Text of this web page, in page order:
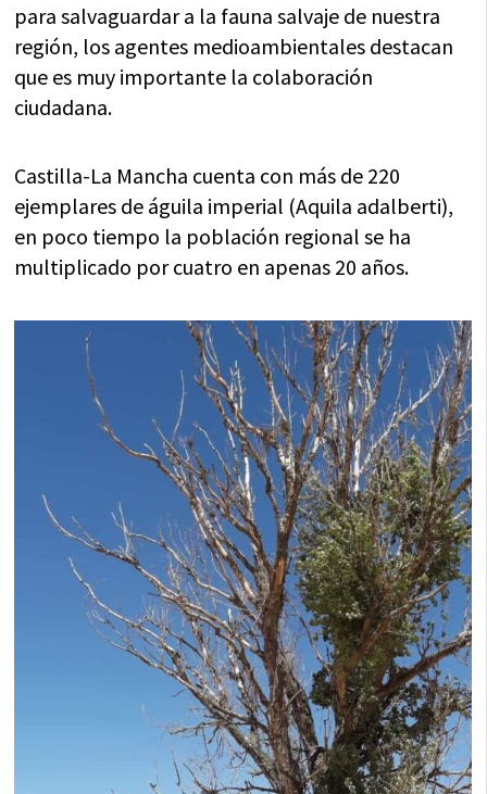
para salvaguardar a la fauna salvaje de nuestra
región, los agentes medioambientales destacan
que es muy importante la colaboración
ciudadana.
Castilla-La Mancha cuenta con más de 220
ejemplares de águila imperial (Aquila adalberti),
en poco tiempo la población regional se ha
multiplicado por cuatro en apenas 20 años.